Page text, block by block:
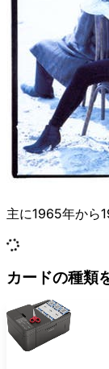
主に1965年から
カードの種類